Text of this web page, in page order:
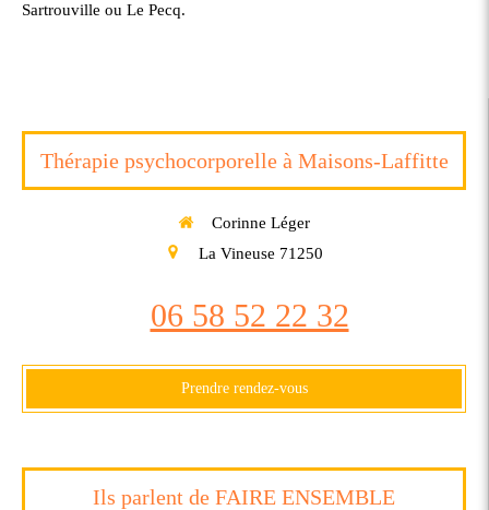
Sartrouville ou Le Pecq.
Thérapie psychocorporelle à Maisons-Laffitte
Corinne Léger
La Vineuse 71250
06 58 52 22 32
Prendre rendez-vous
Ils parlent de FAIRE ENSEMBLE